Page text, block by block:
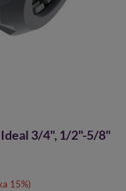
3/4", 1/2"-5/8"
15%)